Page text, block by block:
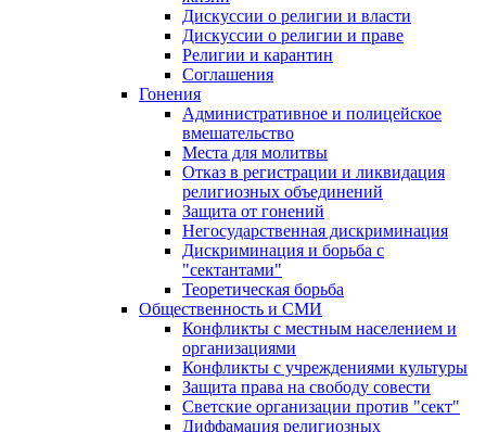
Дискуссии о религии и власти
Дискуссии о религии и праве
Религии и карантин
Соглашения
Гонения
Административное и полицейское
вмешательство
Места для молитвы
Отказ в регистрации и ликвидация
религиозных объединений
Защита от гонений
Негосударственная дискриминация
Дискриминация и борьба с
"сектантами"
Теоретическая борьба
Общественность и СМИ
Конфликты с местным населением и
организациями
Конфликты с учреждениями культуры
Защита права на свободу совести
Светские организации против "сект"
Диффамация религиозных